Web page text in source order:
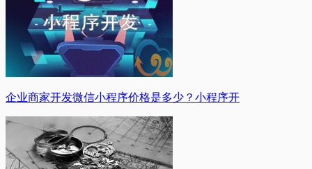
企业商家开发微信小程序价格是多少？小程序开